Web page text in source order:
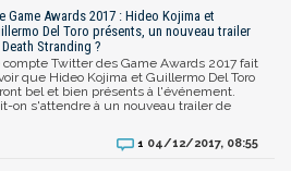
Game Awards 2017 : Hideo Kojima et
Del Toro présents, un nouveau trailer
Stranding ?
compte Twitter des Game Awards 2017 fait
que Hideo Kojima et Guillermo Del Toro
bel et bien présents à l'événement.
on s'attendre à un nouveau trailer de
1 04/12/2017, 08:55